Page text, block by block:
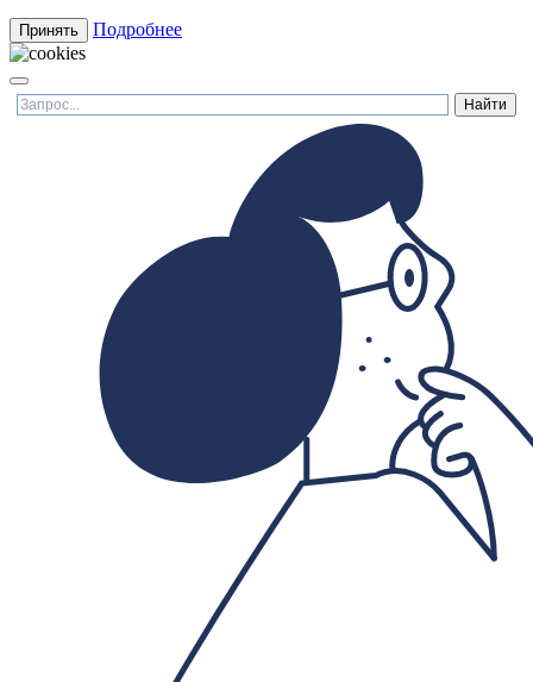
Принять Подробнее